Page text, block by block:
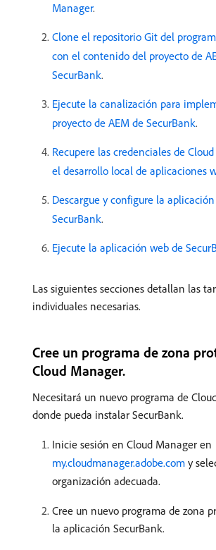
Manager.
Clone el repositorio Git del
con el contenido del proyecto de
SecurBank.
Ejecute la canalización para
proyecto de AEM de SecurBank.
Recupere las credenciales de
el desarrollo local de aplicaciones
Descargue y configure la
SecurBank.
Ejecute la aplicación web de
Las siguientes secciones detallan las
individuales necesarias.
Cree un programa de zona
Cloud Manager.
Necesitará un nuevo programa de
donde pueda instalar SecurBank.
Inicie sesión en Cloud Manager en
my.cloudmanager.adobe.com y
organización adecuada.
Cree un nuevo programa de zona
la aplicación SecurBank.